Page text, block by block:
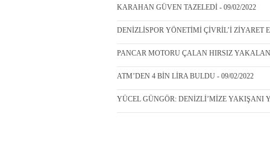
KARAHAN GÜVEN TAZELEDİ - 09/02/2022
DENİZLİSPOR YÖNETİMİ ÇİVRİL’İ ZİYARET
PANCAR MOTORU ÇALAN HIRSIZ
ATM’DEN 4 BİN LİRA BULDU - 09/02/2022
YÜCEL GÜNGÖR: DENİZLİ’MİZE YAKIŞANI